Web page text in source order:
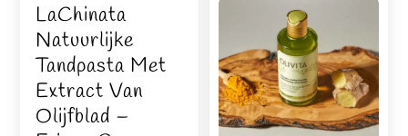
LaChinata
Natuurlijke
Tandpasta Met
Extract Van
Olijfblad –